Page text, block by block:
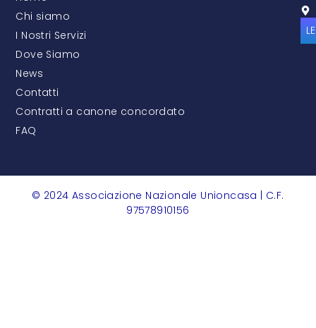
Chi siamo
I Nostri Servizi
Dove Siamo
News
Contatti
Contratti a canone concordato
FAQ
© 2024 Associazione Nazionale Unioncasa | C.F.
97578910156